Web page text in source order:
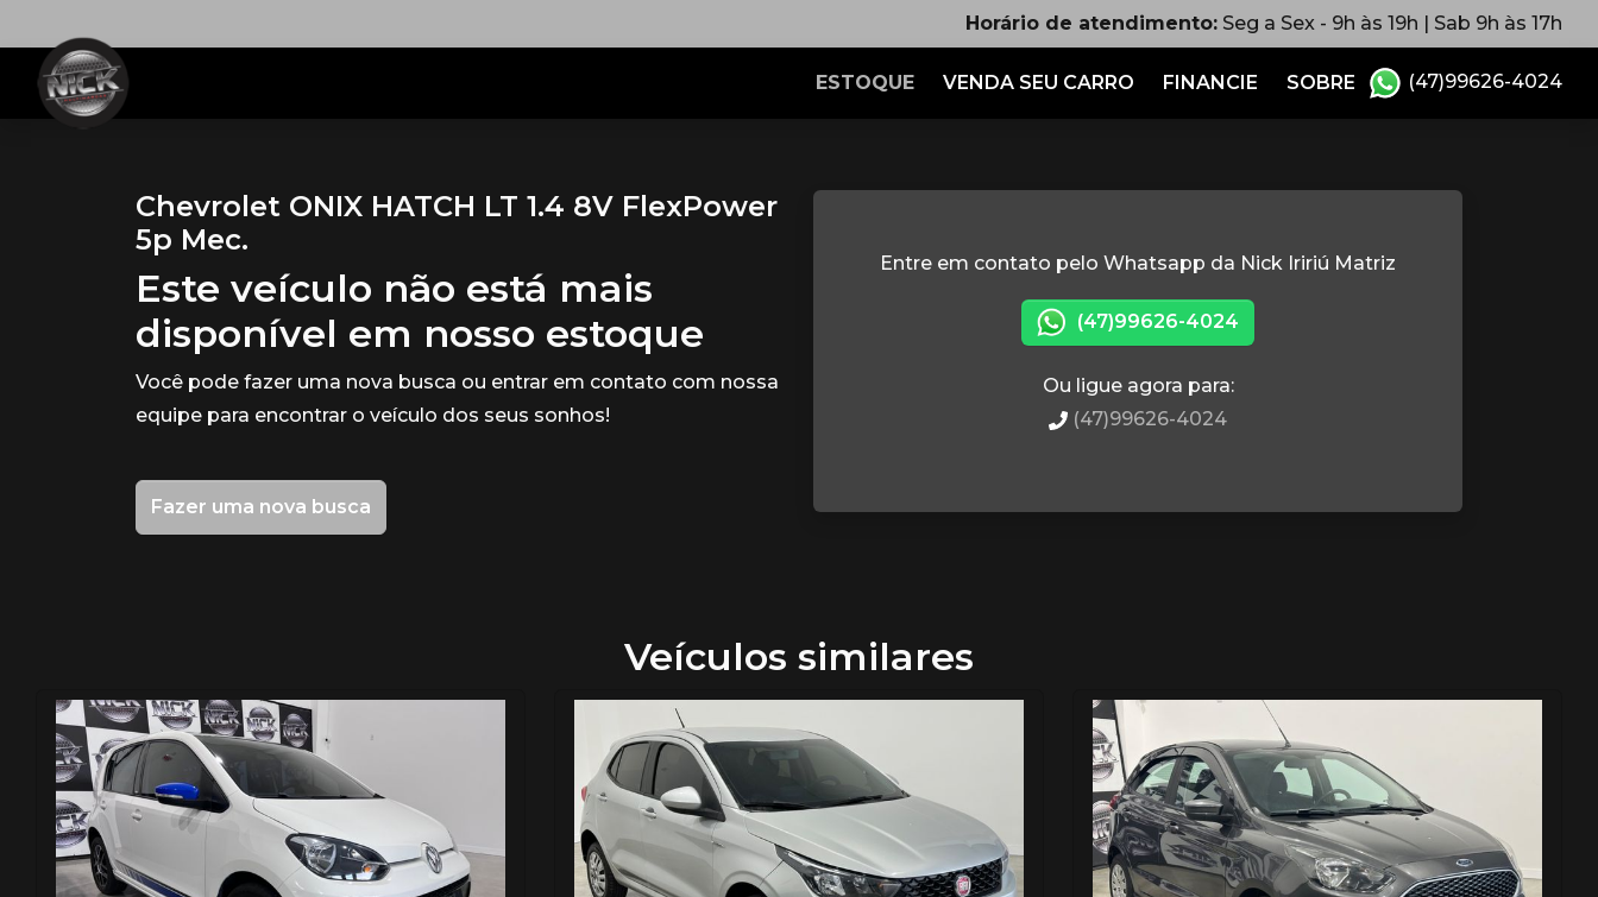
Horário de atendimento: Seg a Sex - 9h às 19h | Sab 9h às 17h
ESTOQUE VENDA SEU CARRO FINANCIE SOBRE (47)99626-4024
Chevrolet ONIX HATCH LT 1.4 8V FlexPower
5p Mec.
Este veículo não está mais
disponível em nosso estoque
Você pode fazer uma nova busca ou entrar em contato com nossa
equipe para encontrar o veículo dos seus sonhos!
Fazer uma nova busca
Entre em contato pelo Whatsapp da Nick Iririú Matriz
(47)99626-4024
Ou ligue agora para:
(47)99626-4024
Veículos similares